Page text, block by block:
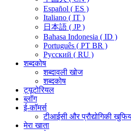
Español ( ES )
Italiano ( IT )
日本語 ( JP )
Bahasa Indonesia ( ID )
Português ( PT BR )
Pусский ( RU )
शब्दकोष
शब्दावली खोज
शब्दकोष
ट्यूटोरियल
ब्लॉग
ई-कॉमर्स
टीआईसी और प्रौद्योगिकी
मेरा खाता